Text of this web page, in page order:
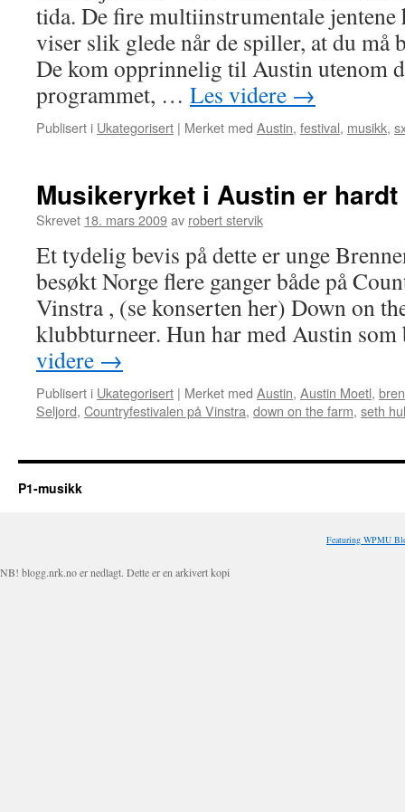
tida. De fire multiinstrumentale jentene
viser slik glede når de spiller, at du må
De kom opprinnelig til Austin utenom
programmet, … Les videre →
Publisert i Ukategorisert | Merket med Austin, festival, musikk,
Musikeryrket i Austin er
Skrevet 18. mars 2009av robert stervik
Et tydelig bevis på dette er unge
besøkt Norge flere ganger både på
Vinstra , (se konserten her) Down on
klubbturneer. Hun har med Austin
videre →
Publisert i Ukategorisert | Merket med Austin, Austin Moetl,
Seljord, Countryfestivalen på Vinstra, down on the farm, seth
P1-musikk
Featuring WPMU
NB! blogg.nrk.no er nedlagt. Dette er en arkivert kopi